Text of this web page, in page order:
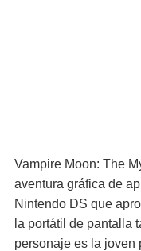
Vampire Moon: The
aventura gráfica de
Nintendo DS que
la portátil de pantalla
personaje es la joven